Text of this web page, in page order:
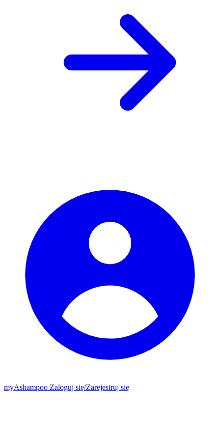
myAshampoo Zaloguj się/Zarejestruj się